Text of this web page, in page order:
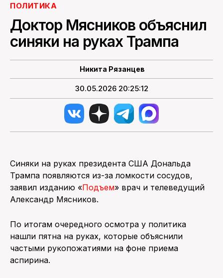
ПОЛИТИКА
Доктор Мясников объяснил
синяки на руках Трампа
Никита Рязанцев
30.05.2026 20:25:12
Синяки на руках президента США Дональда
Трампа появляются из-за ломкости сосудов,
заявил изданию «Подъем» врач и телеведущий
Александр Мясников.
По итогам очередного осмотра у политика
нашли пятна на руках, которые объяснили
частыми рукопожатиями на фоне приема
аспирина.